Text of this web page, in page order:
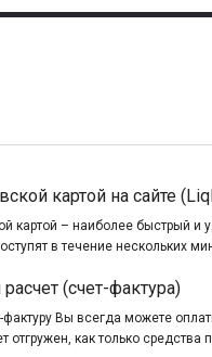
картой на сайте
картой – наиболее быстрый и
в течение нескольких
(счет-фактура)
Вы всегда можете
отгружен, как только средства